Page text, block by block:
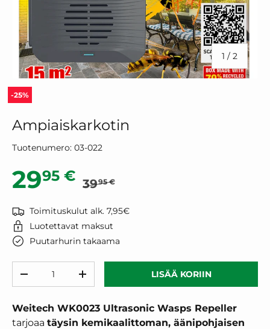
1 / /2
-25%
Ampiaiskarkotin
Tuotenumero: 03-022
Alennushinta
2995 € 3995 €
Toimituskulut alk. 7,95€
Luotettavat maksut
Puutarhurin takaama
VÄHENNÄ MÄÄRÄÄLISÄÄ MÄÄRÄÄ LISÄÄ KORIIN
Weitech WK0023 Ultrasonic Wasps Repeller
tarjoaa täysin kemikaalittoman, äänipohjaisen